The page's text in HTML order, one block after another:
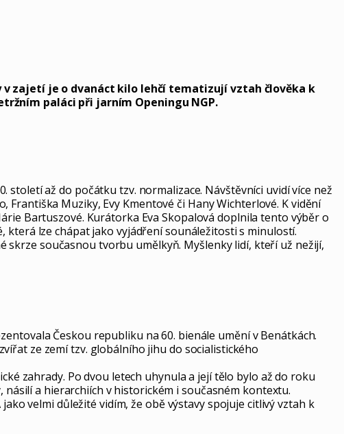
v zajetí je o dvanáct kilo lehčí tematizují vztah člověka k
paláci při jarním Openingu NGP.
až do počátku tzv. normalizace. Návštěvníci uvidí více než
Františka Muziky, Evy Kmentové či Hany Wichterlové. K vidění
Bartuszové. Kurátorka Eva Skopalová doplnila tento výběr o
která lze chápat jako vyjádření sounáležitosti s minulostí.
skrze současnou tvorbu umělkyň. Myšlenky lidí, kteří už nežijí,
Českou republiku na 60. bienále umění v Benátkách.
ze zemí tzv. globálního jihu do socialistického
zahrady. Po dvou letech uhynula a její tělo bylo až do roku
a hierarchiích v historickém i současném kontextu.
velmi důležité vidím, že obě výstavy spojuje citlivý vztah k